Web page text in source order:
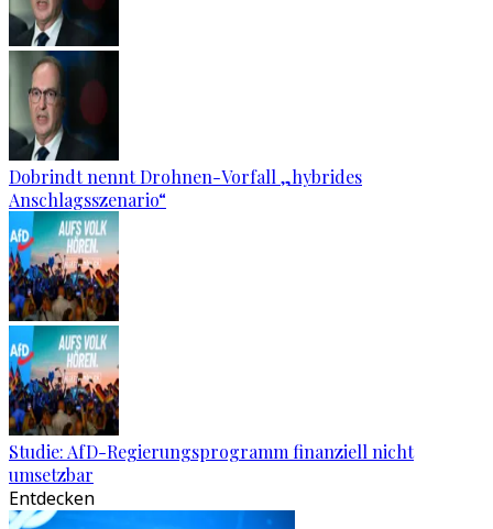
Dobrindt nennt Drohnen-Vorfall „hybrides
Anschlagsszenario“
Studie: AfD-Regierungsprogramm finanziell nicht
umsetzbar
Entdecken